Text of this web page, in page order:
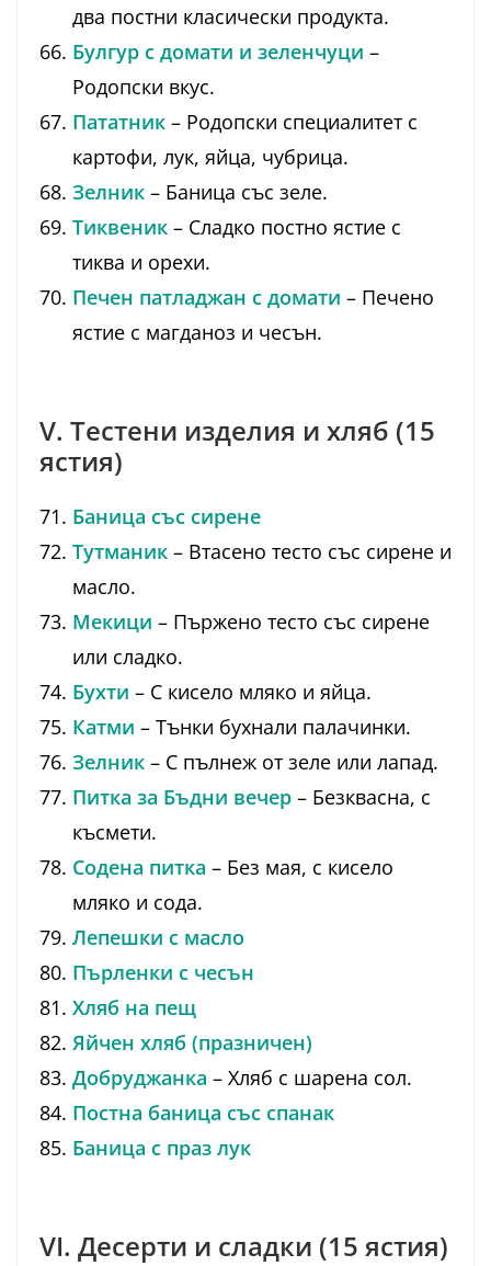
два постни класически продукта.
Булгур с домати и зеленчуци –
Родопски вкус.
Пататник – Родопски специалитет с
картофи, лук, яйца, чубрица.
Зелник – Баница със зеле.
Тиквеник – Сладко постно ястие с
тиква и орехи.
Печен патладжан с домати – Печено
ястие с магданоз и чесън.
V. Тестени изделия и хляб (15
ястия)
Баница със сирене
Тутманик – Втасено тесто със сирене и
масло.
Мекици – Пържено тесто със сирене
или сладко.
Бухти – С кисело мляко и яйца.
Катми – Тънки бухнали палачинки.
Зелник – С пълнеж от зеле или лапад.
Питка за Бъдни вечер – Безквасна, с
късмети.
Содена питка – Без мая, с кисело
мляко и сода.
Лепешки с масло
Пърленки с чесън
Хляб на пещ
Яйчен хляб (празничен)
Добруджанка – Хляб с шарена сол.
Постна баница със спанак
Баница с праз лук
VI. Десерти и сладки (15 ястия)